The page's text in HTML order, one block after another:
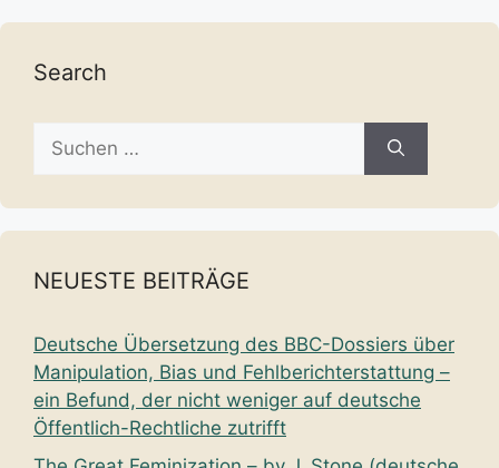
Search
Suche
nach:
NEUESTE BEITRÄGE
Deutsche Übersetzung des BBC-Dossiers über
Manipulation, Bias und Fehlberichterstattung –
ein Befund, der nicht weniger auf deutsche
Öffentlich-Rechtliche zutrifft